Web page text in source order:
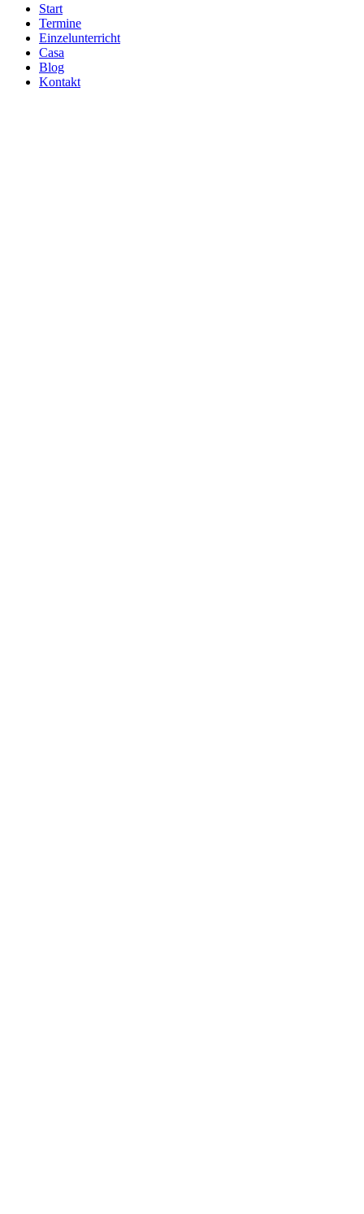
Start
Termine
Einzelunterricht
Casa
Blog
Kontakt